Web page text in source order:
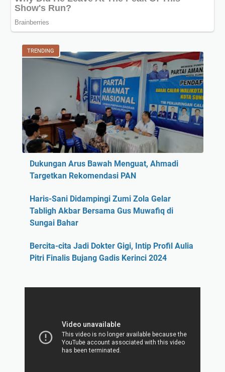
TRENDING
Dukungan Arus Bawah Menguat, Ahmadi
Targetkan Rekomendasi PAN
Haris-Sani Didampingi Zumi Zola Gelar
Tabligh Akbar Bersama Gus Muwafiq di
Sungai Bahar
Bercita-cita Jadi Dokter Gigi, Intip Profil Aulia
Pitri Finalis Bujang Gadis Kerinci 2024